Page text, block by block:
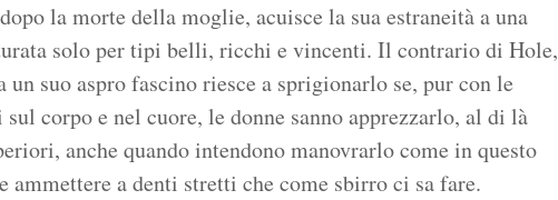
la morte della moglie, acuisce la sua estraneità a una
solo per tipi belli, ricchi e vincenti. Il contrario di Hole,
un suo aspro fascino riesce a sprigionarlo se, pur con le
corpo e nel cuore, le donne sanno apprezzarlo, al di là
anche quando intendono manovrarlo come in questo
ammettere a denti stretti che come sbirro ci sa fare.